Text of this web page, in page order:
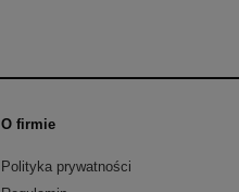
O firmie
Polityka prywatności